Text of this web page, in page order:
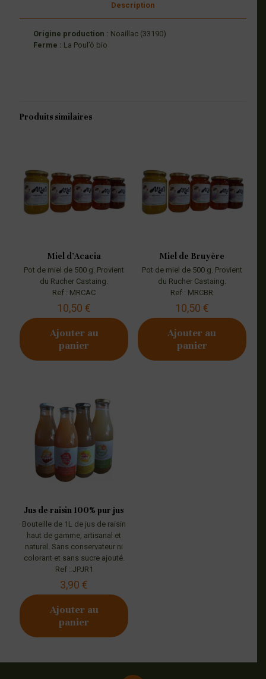
Description
Origine production : Noaillac (33190)
Ferme : La Poul’ô bio
Produits similaires
Miel d’Acacia
Pot de miel de 500 g. Provient
du Rucher Castaing.
Ref : MRCAC
10,50€
Ajouter au
panier
Miel de Bruyère
Pot de miel de 500 g. Provient
du Rucher Castaing.
Ref : MRCBR
10,50 €
Ajouter au
panier
Jus de raisin 100% pur jus
Bouteille de 1L de jus de raisin
haut de gamme, artisanal et
naturel. Sans conservateur ni
colorant et sans sucre ajouté.
Ref : JPJR1
3,90€
Ajouter au
panier